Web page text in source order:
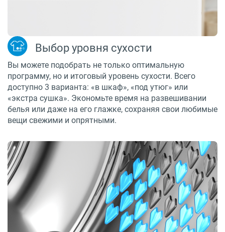
Выбор уровня сухости
Вы можете подобрать не только оптимальную
программу, но и итоговый уровень сухости. Всего
доступно 3 варианта: «в шкаф», «под утюг» или
«экстра сушка». Экономьте время на развешивании
белья или даже на его глажке, сохраняя свои любимые
вещи свежими и опрятными.